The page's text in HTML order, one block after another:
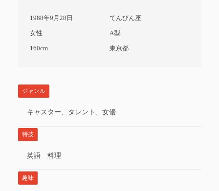
1988年9月28日 てんびん座
女性 A型
160cm 東京都
ジャンル
キャスター、タレント、女優
特技
英語 料理
趣味